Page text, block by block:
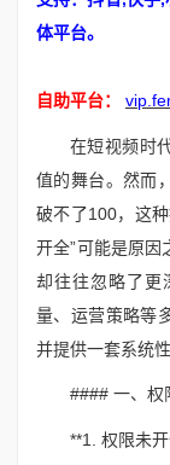
体平台。
自助平台：
在短视频时
值的舞台。然而
破不了100，这
开全”可能是原因
却往往忽略了更
量、运营策略等
并提供一套系统
#### 一、权
**1. 权限未